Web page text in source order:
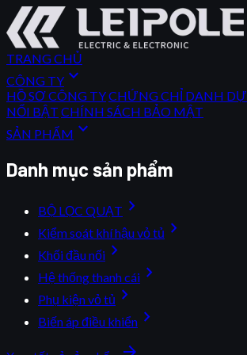
TRANG CHỦ
CÔNG TY expand_more
HỒ SƠ CÔNG TYCHỨNG CHỈ DANH DỰ
NỔI BẬT CHÍNH SÁCH BẢO MẬT
SẢN PHẨM expand_more
Danh mục sản phẩm
BỘ LỌC QUẠT chevron_right
Kiểm soát khí hậu vỏ tủ chevron_right
Khối đầu nối chevron_right
Hệ thống thanh cái chevron_right
Phụ kiện vỏ tủ chevron_right
Biến áp điều khiển chevron_right